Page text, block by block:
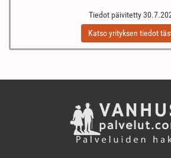
Tiedot päivitetty
Katso yrityksen tiedot